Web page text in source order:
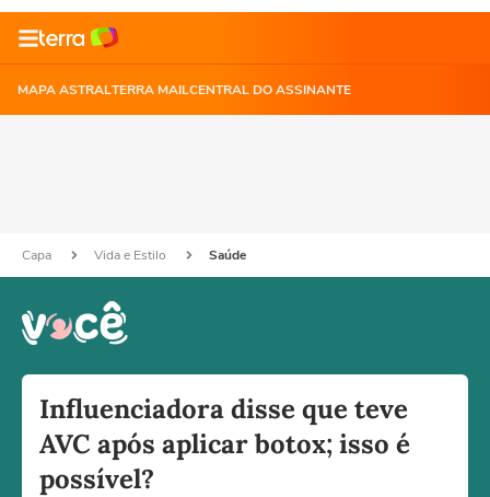
MAPA ASTRALTERRA MAILCENTRAL DO ASSINANTE
Capa Vida e Estilo Saúde
Influenciadora disse que teve
AVC após aplicar botox; isso é
possível?